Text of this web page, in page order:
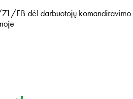
EB dėl darbuotojų komandiravimo